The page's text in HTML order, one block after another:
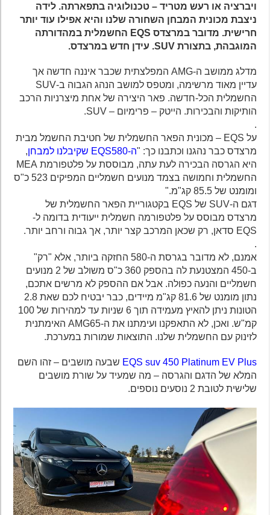
ויברציה או רעש מטריד – טכנולוגיה בתפארתה. לידה
ניצבת מכונית המבחן השחורה שלנו והיא אפילו עוד יותר
חרישית. מדובר במרצדס EQS החשמלית במהדורתה
המוגבהת, בתצורת SUV. עידן חדש במרצדס.
מדלג ממושב ה-AMG המפלצתית שכבר איננה חדשה אך
עדיין מאוד מרשימה, ומטפס למושב הנהג הגבוה ב-SUV
החשמלית הכל-חדשה. פאר היצירה של אחת מיצרניות הרכב
הותיקות והבכירות. הייטק – פרימיום – SUV.
על EQS – מכונית הפאר החשמלית של חטיבת החשמל מבית
מרצדס כבר נהגנו וכתבנו כך: "ה-EQS580 שקיבלנו למבחן
,
היא הגרסה הבכירה לעת עתה, מבוססת על פלטפורמת MEA
החשמלית וחמושה בצמד מנועים חשמליים המפיקים 523 כ"ס
ומומנט של 85.5 קג"מ."
דגם ה-SUV של EQS בקטגוריית הפאר החשמלית של
מרצדס מבוסס על פלטפורמה חשמלית ייעודית בדומה ל-
EQS סדאן, רק שכאן המרכב קצר יותר, אך גבוה ורחב יותר.
אמנם, לא מדובר בגרסת ה-580 החזקה ביותר, אלא "רק"
ב-450 המצטנעת לה בהספק 360 כ"ס משולב של 2 מנועים
חשמליים והנעה כפולה. אבל אם ההספק לא מרשים אתכם,
נתון מומנט של 81.6 קג"מ מיידים, כבר יבטיח לכם שאת 2.8
הטונות ניתן להאיץ מעמידה תוך 6 שניות עד למהירות של 100
קמ"ש. ואכן, לא התאפקנו ועימתנו את ה-AMG65 האימתנית
לזינוק עם החשמלית שלנו. התוצאות שמורות במערכת.
EQS suv 450 Platinum EV Plusשבעה מושבים – זהו השם
המלא של הדגם והגרסה – מה שמעיד על שורת מושבים
שלישית לטובת 2 נוסעים נוספים.